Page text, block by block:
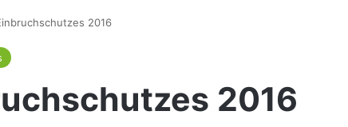
2016
2016